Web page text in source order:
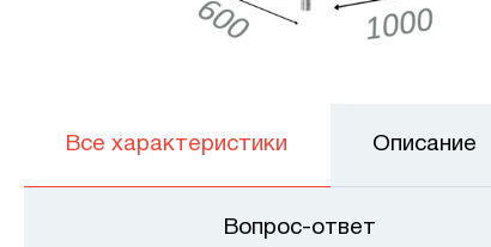
Все характеристики Описание
Вопрос-ответ